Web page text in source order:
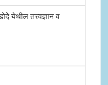
येथील तत्त्वज्ञान व